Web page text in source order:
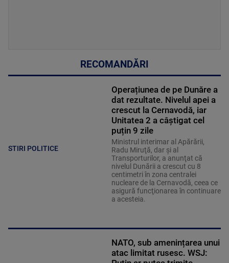
RECOMANDĂRI
STIRI POLITICE
Operațiunea de pe Dunăre a
dat rezultate. Nivelul apei a
crescut la Cernavodă, iar
Unitatea 2 a câștigat cel
puțin 9 zile
Ministrul interimar al Apărării,
Radu Miruţă, dar şi al
Transporturilor, a anunţat că
nivelul Dunării a crescut cu 8
centimetri în zona centralei
nucleare de la Cernavodă, ceea ce
asigură funcţionarea în continuare
a acesteia.
NATO, sub amenințarea unui
atac limitat rusesc. WSJ: